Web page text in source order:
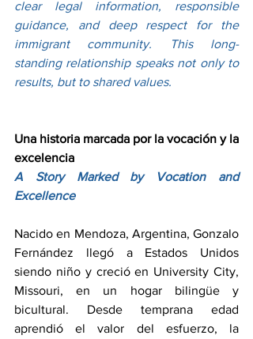
clear legal information, responsible
guidance, and deep respect for the
immigrant community. This long-
standing relationship speaks not only to
results, but to shared values.
Una historia marcada por la vocación y la
excelencia
A Story Marked by Vocation and
Excellence
Nacido en Mendoza, Argentina, Gonzalo
Fernández llegó a Estados Unidos
siendo niño y creció en University City,
Missouri, en un hogar bilingüe y
bicultural. Desde temprana edad
aprendió el valor del esfuerzo, la